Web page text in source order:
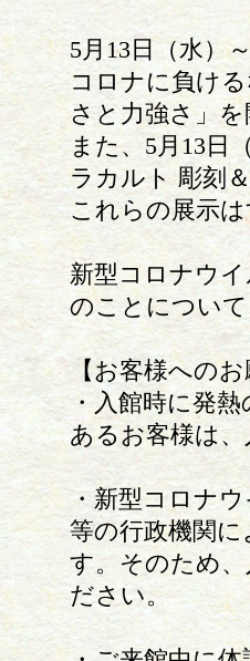
5月13日（水）
コロナに負け
さと力強さ」
また、5月13日
ラカルト 彫刻
これらの展示
新型コロナウ
のことについ
【お客様への
・入館時に発
あるお客様は
・新型コロナ
等の行政機関
す。そのため
ださい。